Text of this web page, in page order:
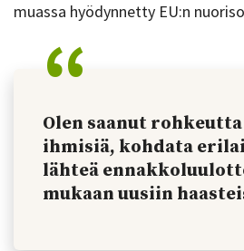
muassa hyödynnetty EU:n
Olen saanut
ihmisiä, kohdata
lähteä
mukaan uusiin